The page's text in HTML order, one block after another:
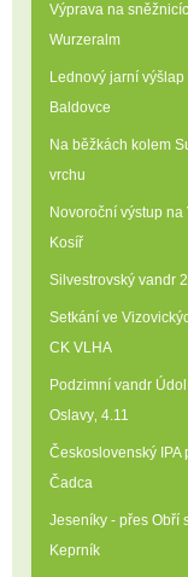
Výprava na
Wurzeralm
Lednový jarní výšlap
Baldovce
Na běžkách kolem
vrchu
Novoroční výstup na
Kosíř
Silvestrovský vandr
Setkání ve
CK VLHA
Podzimní vandr
Oslavy‚ 4.11
Československý IPA
Čadca
Jeseníky - přes Obří
Keprník